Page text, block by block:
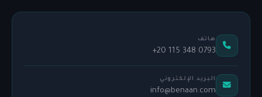
هاتف
+20 115 348 0793
البريد الإلكتروني
info@benaan.com